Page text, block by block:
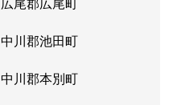
中川郡池田町
中川郡本別町